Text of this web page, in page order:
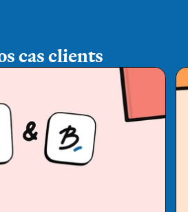
cas clients